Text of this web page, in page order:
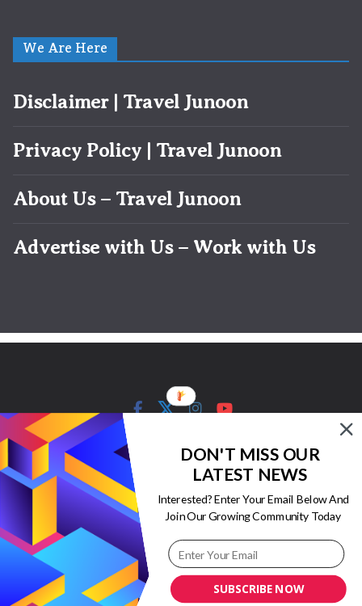
We Are Here
Disclaimer | Travel Junoon
Privacy Policy | Travel Junoon
About Us – Travel Junoon
Advertise with Us – Work with Us
Copyright © 2026Travel News,
honeymoon travel, adventure
tour, hindi travel blog. All rights
reserved.
Theme:ColorMagby ThemeGrill.
Powered byWordPress.
SUBSCRIBE NOW
DON'T MISS OUR
LATEST NEWS
Interested? Enter Your Email Below And
Join Our Growing Community Today